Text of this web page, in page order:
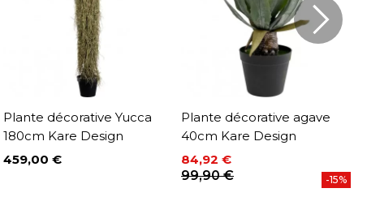
Plante décorative Yucca
180cm Kare Design
Prix
459,00 €
Plante décorative agave
40cm Kare Design
Prix
84,92 €
Prix de base
99,90 € -15%